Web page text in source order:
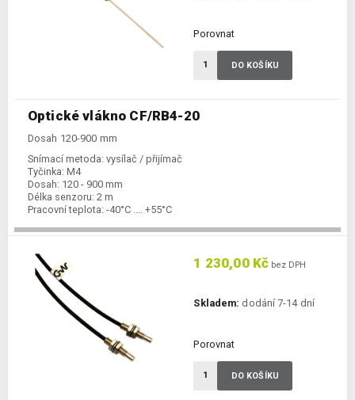
Optické vlákno CF/RB4-20
Dosah 120-900 mm
Snímací metoda: vysílač / přijímač
Tyčinka: M4
Dosah: 120 - 900 mm
Délka senzoru: 2 m
Pracovní teplota: -40°C .... +55°C
Porovnat
DO KOŠÍKU
1 230,00 Kč bez DPH
Skladem: dodání 7-14 dní
Porovnat
DO KOŠÍKU